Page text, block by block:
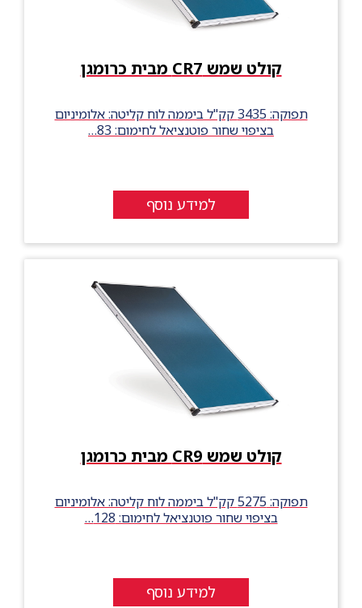
קולט שמש CR7 מבית כרומגן
תפוקה: 3435 קק"ל ביממה לוח קליטה: אלומיניום
בציפוי שחור פוטנציאל לחימום: 83…
למידע נוסף
קולט שמש CR9 מבית כרומגן
תפוקה: 5275 קק"ל ביממה לוח קליטה: אלומיניום
בציפוי שחור פוטנציאל לחימום: 128…
למידע נוסף